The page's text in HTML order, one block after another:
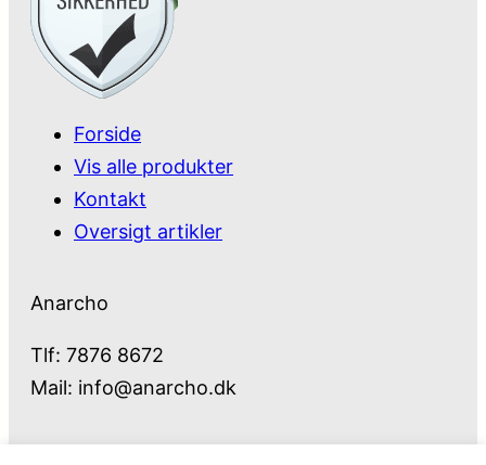
Forside
Vis alle produkter
Kontakt
Oversigt artikler
Anarcho
Tlf: 7876 8672
Mail: info@anarcho.dk